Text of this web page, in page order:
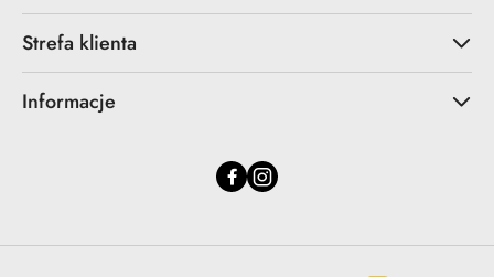
Strefa klienta
Informacje